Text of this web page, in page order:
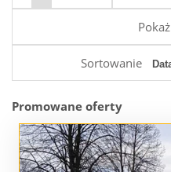
Pokaż
Sortowanie
Promowane oferty